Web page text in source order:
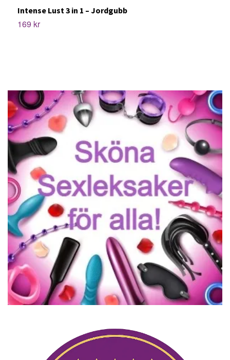
Intense Lust 3 in 1 – Jordgubb
169 kr